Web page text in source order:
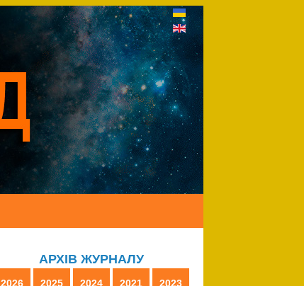
АРХІВ ЖУРНАЛУ
2026 2025 2024 2021 2023